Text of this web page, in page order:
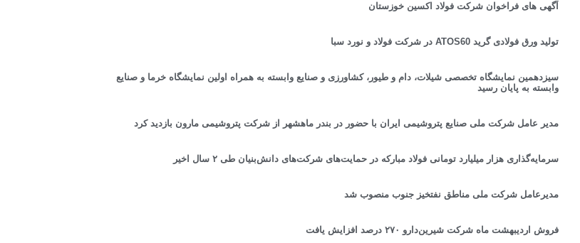
آگهی های فراخوان شرکت فولاد اکسین خوزستان
تولید ورق فولادی گرید ATOS60 در شركت فولاد و نورد سبا
سیزدهمین نمایشگاه تخصصی شیلات، دام و طیور، کشاورزی و صنایع وابسته به همراه اولین نمایشگاه خرما و صنایع
وابسته به پایان رسید
مدیر عامل شرکت ملی صنایع پتروشیمی ایران با حضور در بندر ماهشهر از شرکت پتروشیمی مارون بازدید کرد
سرمایه‌گذاری هزار میلیارد تومانی فولاد مبارکه در حمایت‌های شرکت‌های دانش‌بنیان طی ۲ سال اخیر
مدیرعامل شرکت ملی مناطق نفتخیز جنوب منصوب شد
فروش اردیبهشت ماه شرکت شیرین‌دارو ۲۷۰ درصد افزایش یافت